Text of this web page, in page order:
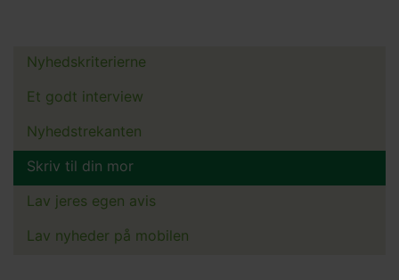
Main
menu
Nyhedskriterierne
Et godt interview
Nyhedstrekanten
Skriv til din mor
Lav jeres egen avis
Lav nyheder på mobilen